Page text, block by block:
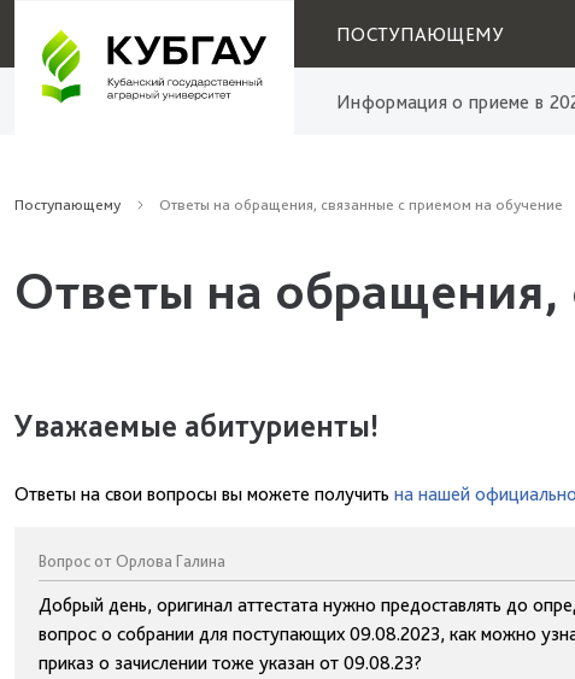
ПОСТУПАЮЩЕМУ
Информация о приеме в
Поступающему Ответы на обращения, связанные с приемом на обучение
Ответы на обращения,
Уважаемые абитуриенты!
Ответы на свои вопросы вы можете получить на нашей
Вопрос от Орлова Галина
Добрый день, оригинал аттестата нужно предоставлять до
вопрос о собрании для поступающих 09.08.2023, как можно
приказ о зачислении тоже указан от 09.08.23?